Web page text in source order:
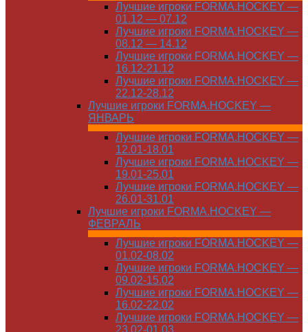
Лучшие игроки FORMA.HOCKEY —
01.12 — 07.12
Лучшие игроки FORMA.HOCKEY —
08.12 — 14.12
Лучшие игроки FORMA.HOCKEY —
16.12-21.12
Лучшие игроки FORMA.HOCKEY —
22.12-28.12
Лучшие игроки FORMA.HOCKEY —
ЯНВАРЬ
Лучшие игроки FORMA.HOCKEY —
12.01-18.01
Лучшие игроки FORMA.HOCKEY —
19.01-25.01
Лучшие игроки FORMA.HOCKEY —
26.01-31.01
Лучшие игроки FORMA.HOCKEY —
ФЕВРАЛЬ
Лучшие игроки FORMA.HOCKEY —
01.02-08.02
Лучшие игроки FORMA.HOCKEY —
09.02-15.02
Лучшие игроки FORMA.HOCKEY —
16.02-22.02
Лучшие игроки FORMA.HOCKEY —
23.02-01.03